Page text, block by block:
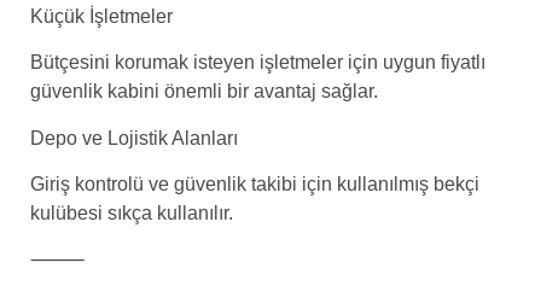
Küçük İşletmeler
Bütçesini korumak isteyen işletmeler için uygun fiyatlı
güvenlik kabini önemli bir avantaj sağlar.
Depo ve Lojistik Alanları
Giriş kontrolü ve güvenlik takibi için kullanılmış bekçi
kulübesi sıkça kullanılır.
⸻